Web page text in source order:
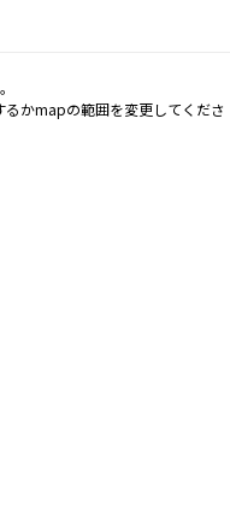
かmapの範囲を変更してくださ